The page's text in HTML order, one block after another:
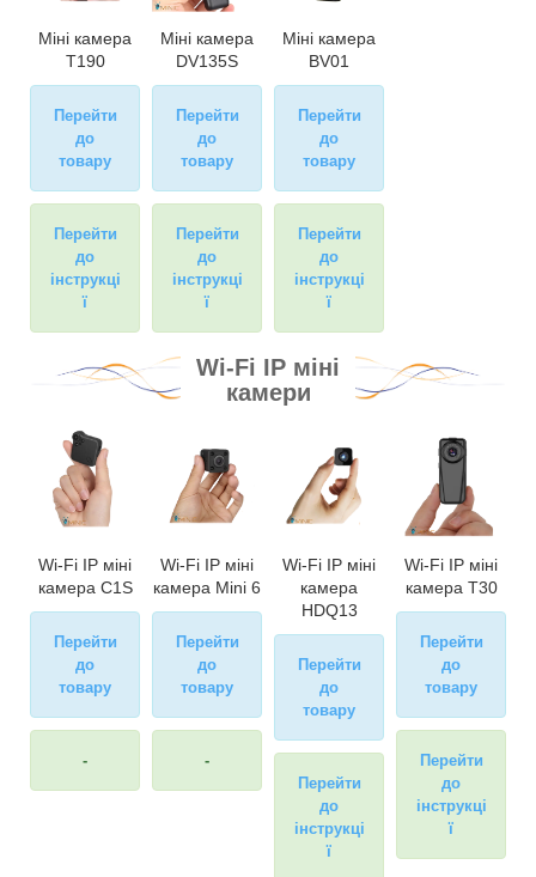
Міні камера
T190
Перейти
до
товару
Перейти
до
інструкці
ї
Міні камера
DV135S
Перейти
до
товару
Перейти
до
інструкці
ї
Міні камера
BV01
Перейти
до
товару
Перейти
до
інструкці
ї
Wi-Fi IP міні
камери
Wi-Fi IP міні
камера C1S
Перейти
до
товару
-
Wi-Fi IP міні
камера Mini 6
Перейти
до
товару
-
Wi-Fi IP міні
камера
HDQ13
Перейти
до
товару
Перейти
до
інструкці
ї
Wi-Fi IP міні
камера T30
Перейти
до
товару
Перейти
до
інструкці
ї